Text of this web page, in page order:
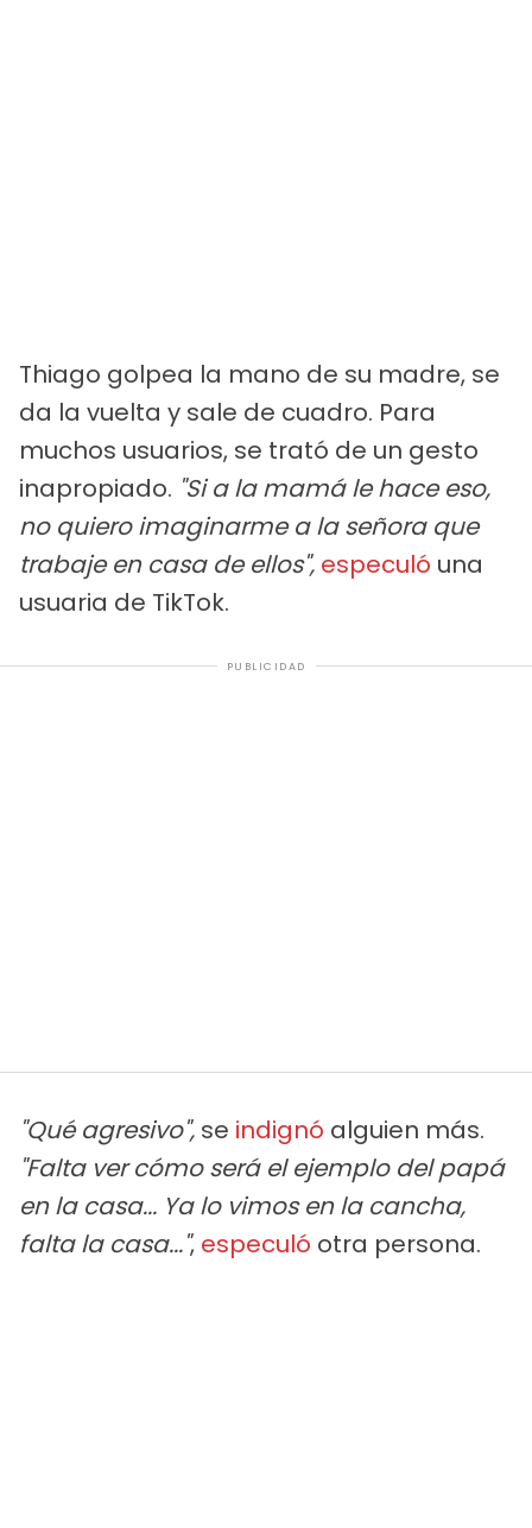
Thiago golpea la mano de su madre, se
da la vuelta y sale de cuadro. Para
muchos usuarios, se trató de un gesto
inapropiado. "Si a la mamá le hace eso,
no quiero imaginarme a la señora que
trabaje en casa de ellos", especuló una
usuaria de TikTok.
PUBLICIDAD
"Qué agresivo", se indignó alguien más.
"Falta ver cómo será el ejemplo del papá
en la casa... Ya lo vimos en la cancha,
falta la casa...", especuló otra persona.